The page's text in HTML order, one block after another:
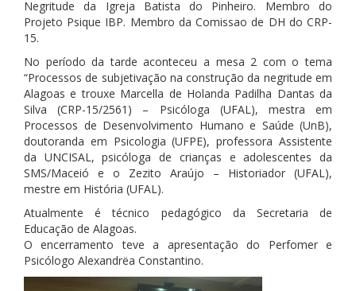
Negritude da Igreja Batista do Pinheiro. Membro do
Projeto Psique IBP. Membro da Comissao de DH do CRP-
15.
No período da tarde aconteceu a mesa 2 com o tema
“Processos de subjetivação na construção da negritude em
Alagoas e trouxe Marcella de Holanda Padilha Dantas da
Silva (CRP-15/2561) – Psicóloga (UFAL), mestra em
Processos de Desenvolvimento Humano e Saúde (UnB),
doutoranda em Psicologia (UFPE), professora Assistente
da UNCISAL, psicóloga de crianças e adolescentes da
SMS/Maceió e o Zezito Araújo – Historiador (UFAL),
mestre em História (UFAL).
Atualmente é técnico pedagógico da Secretaria de
Educação de Alagoas.
O encerramento teve a apresentação do Perfomer e
Psicólogo Alexandrëa Constantino.